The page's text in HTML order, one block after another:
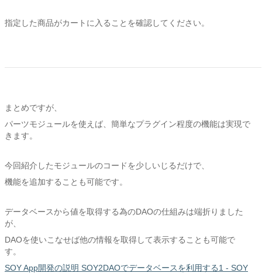
指定した商品がカートに入ることを確認してください。
まとめですが、
パーツモジュールを使えば、簡単なプラグイン程度の機能は実現で
きます。
今回紹介したモジュールのコードを少しいじるだけで、
機能を追加することも可能です。
データベースから値を取得する為のDAOの仕組みは端折りました
が、
DAOを使いこなせば他の情報を取得して表示することも可能で
す。
SOY App開発の説明 SOY2DAOでデータベースを利用する1 - SOY